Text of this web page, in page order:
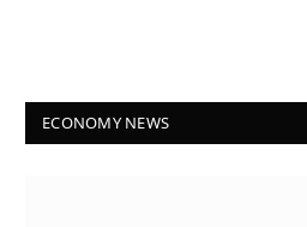
ECONOMY NEWS